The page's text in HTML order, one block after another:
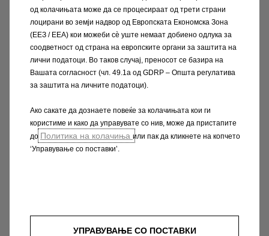
Прикажи детали
од колачињата може да се процесираат од трети страни
лоцирани во земји надвор од Европската Економска Зона
(ЕЕЗ / EEA) кои можеби сѐ уште немаат добиено одлука за
соодветност од страна на европските органи за заштита на
лични податоци. Во таков случај, преносот се базира на
Вашата согласност (чл. 49.1а од GDRP – Општа регулатива
за заштита на личните податоци).
Ако сакате да дознаете повеќе за колачињата кои ги
користиме и како да управувате со нив, може да пристапите
до Политика на колачиња или пак да кликнете на копчето
‘Управување со поставки’.
УПРАВУВАЊЕ СО ПОСТАВКИ